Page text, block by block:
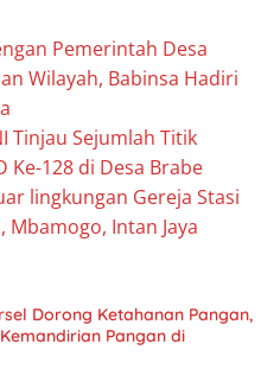
Pemerintah Desa
Wilayah, Babinsa Hadiri
Tinjau Sejumlah Titik
Ke-128 di Desa Brabe
lingkungan Gereja Stasi
Intan Jaya
Dorong Ketahanan Pangan,
Pangan di